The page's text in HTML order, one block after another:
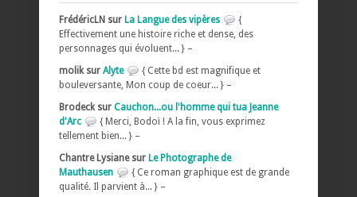
FrédéricLN sur La Langue des vipères
{
Effectivement une histoire riche et dense, des
personnages qui évoluent... } –
molik sur Alyte
{ Cette bd est magnifique et
bouleversante, Mon coup de coeur... } –
Brodeck sur Cauchon...ou l'homme qui tua Jeanne
d'Arc
{ Merci, Bodoï ! A la fin, vous exprimez
tellement bien... } –
Chantre Lysiane sur Le Photographe de
Mauthausen
{ Ce roman graphique est de grande
qualité. Il parvient à... } –